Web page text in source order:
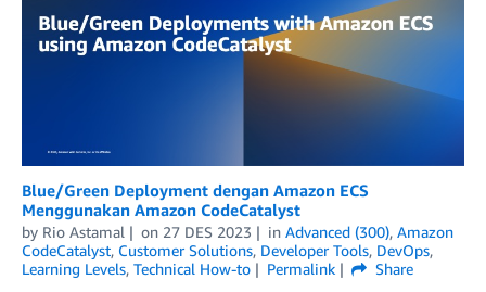
Blue/Green Deployment dengan Amazon ECS
Menggunakan Amazon CodeCatalyst
by Rio Astamal on 27 DES 2023 in Advanced (300), Amazon
CodeCatalyst, Customer Solutions, Developer Tools, DevOps,
Learning Levels, Technical How-to Permalink
Share